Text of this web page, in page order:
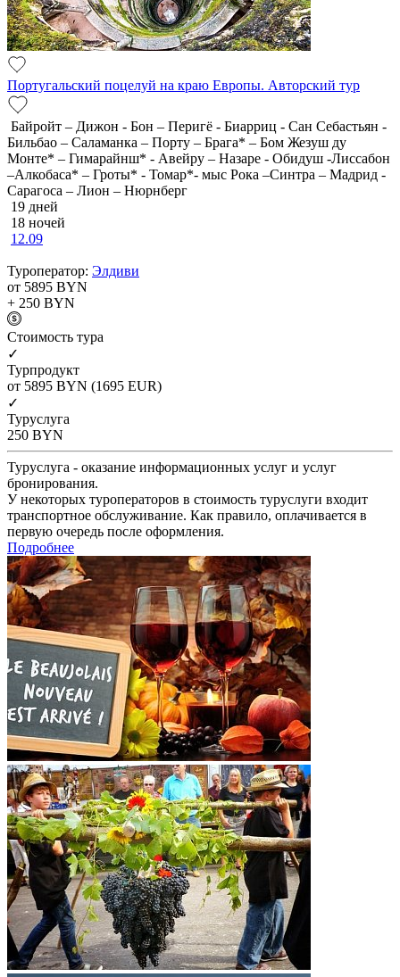
Португальский поцелуй на краю Европы. Авторский тур
Байройт – Дижон - Бон – Перигё - Биарриц - Сан Себастьян -
Бильбао – Саламанка – Порту – Брага* – Бом Жезуш ду
Монте* – Гимарайнш* - Авейру – Назаре - Обидуш -Лиссабон
–Алкобаса* – Гроты* - Томар*- мыс Рока –Синтра – Мадрид -
Сарагоса – Лион – Нюрнберг
19 дней
18 ночей
12.09
Туроператор: Элдиви
от 5895 BYN
+ 250 BYN
Cтоимость тура
✓
Турпродукт
от 5895 BYN (1695 EUR)
✓
Туруслуга
250 BYN
Туруслуга - оказание информационных услуг и услуг
бронирования.
У некоторых туроператоров в стоимость туруслуги входит
транспортное обслуживание. Как правило, оплачивается в
первую очередь после оформления.
Подробнее